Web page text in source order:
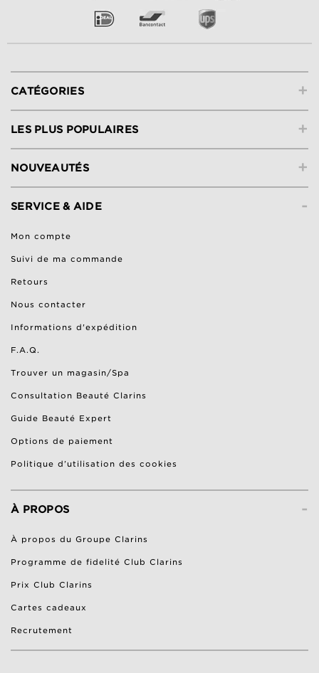
+
CATÉGORIES
+
LES PLUS POPULAIRES
+
NOUVEAUTÉS
-
SERVICE & AIDE
Mon compte
Suivi de ma commande
Retours
Nous contacter
Informations d'expédition
F.A.Q.
Trouver un magasin/Spa
Consultation Beauté Clarins
Guide Beauté Expert
Options de paiement
Politique d’utilisation des cookies
-
À PROPOS
À propos du Groupe Clarins
Programme de fidelité Club Clarins
Prix Club Clarins
Cartes cadeaux
Recrutement